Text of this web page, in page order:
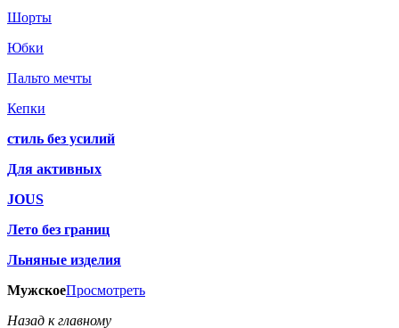
Шорты
Юбки
Пальто мечты
Кепки
стиль без усилий
Для активных
JOUS
Лето без границ
Льняные изделия
МужскоеПросмотреть
Назад к главному